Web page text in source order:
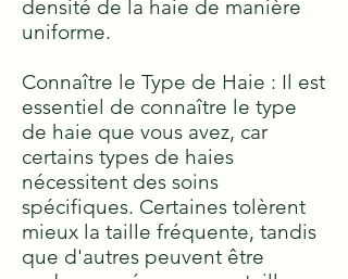
densité de la haie de manière
uniforme.
Connaître le Type de Haie : Il est
essentiel de connaître le type
de haie que vous avez, car
certains types de haies
nécessitent des soins
spécifiques. Certaines tolèrent
mieux la taille fréquente, tandis
que d'autres peuvent être